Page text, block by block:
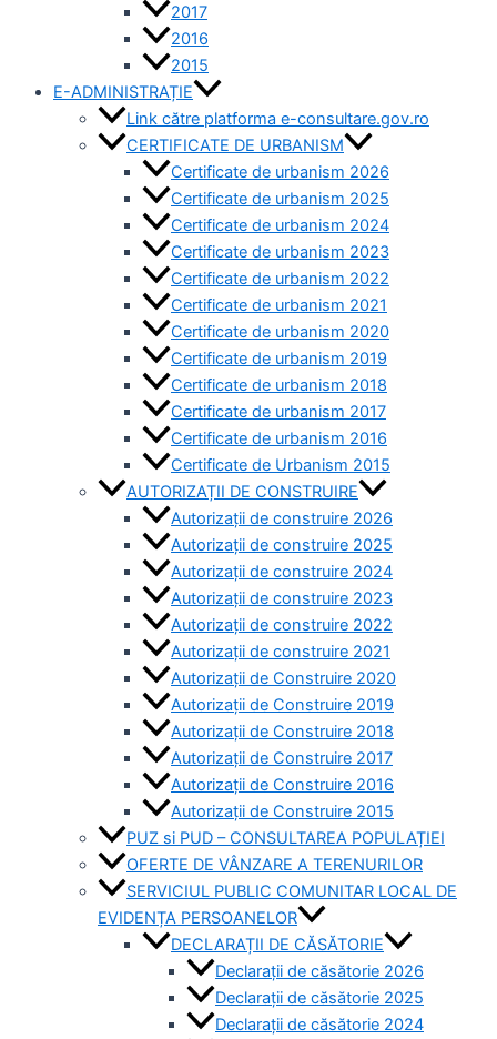
2017
2016
2015
E-ADMINISTRAȚIE
Link către platforma e-consultare.gov.ro
CERTIFICATE DE URBANISM
Certificate de urbanism 2026
Certificate de urbanism 2025
Certificate de urbanism 2024
Certificate de urbanism 2023
Certificate de urbanism 2022
Certificate de urbanism 2021
Certificate de urbanism 2020
Certificate de urbanism 2019
Certificate de urbanism 2018
Certificate de urbanism 2017
Certificate de urbanism 2016
Certificate de Urbanism 2015
AUTORIZAȚII DE CONSTRUIRE
Autorizații de construire 2026
Autorizații de construire 2025
Autorizații de construire 2024
Autorizații de construire 2023
Autorizații de construire 2022
Autorizații de construire 2021
Autorizații de Construire 2020
Autorizații de Construire 2019
Autorizaţii de Construire 2018
Autorizaţii de Construire 2017
Autorizaţii de Construire 2016
Autorizaţii de Construire 2015
PUZ si PUD – CONSULTAREA POPULAȚIEI
OFERTE DE VÂNZARE A TERENURILOR
SERVICIUL PUBLIC COMUNITAR LOCAL DE
EVIDENȚA PERSOANELOR
DECLARAȚII DE CĂSĂTORIE
Declarații de căsătorie 2026
Declarații de căsătorie 2025
Declarații de căsătorie 2024